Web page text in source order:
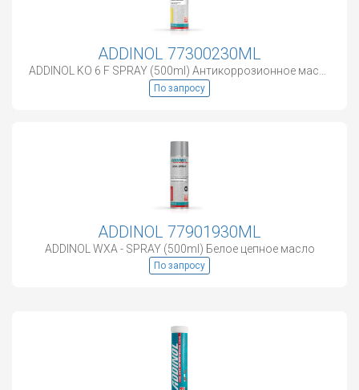
ADDINOL 77300230ML
По запросу
ADDINOL 77901930ML
ADDINOL WXA - SPRAY (500ml) Белое цепное масло
По запросу